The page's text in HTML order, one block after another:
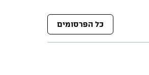
כל הפרסומים